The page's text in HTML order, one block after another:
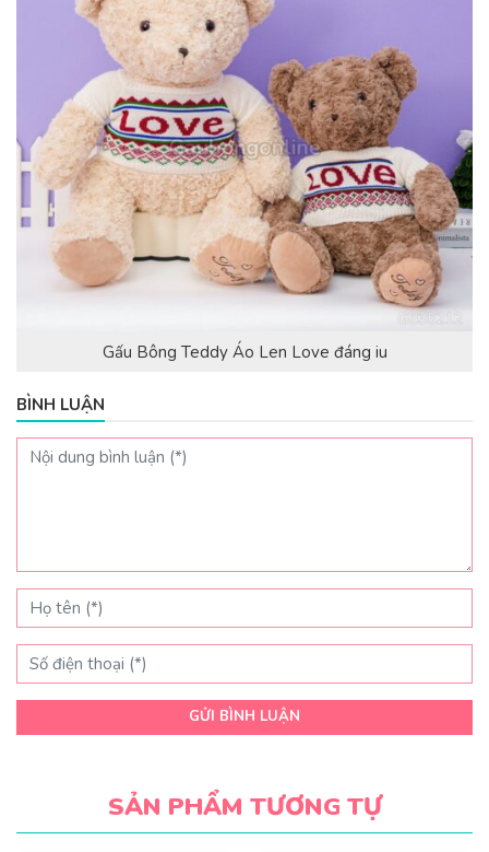
Gấu Bông Teddy Áo Len Love đáng iu
BÌNH LUẬN
GỬI BÌNH LUẬN
SẢN PHẨM TƯƠNG TỰ